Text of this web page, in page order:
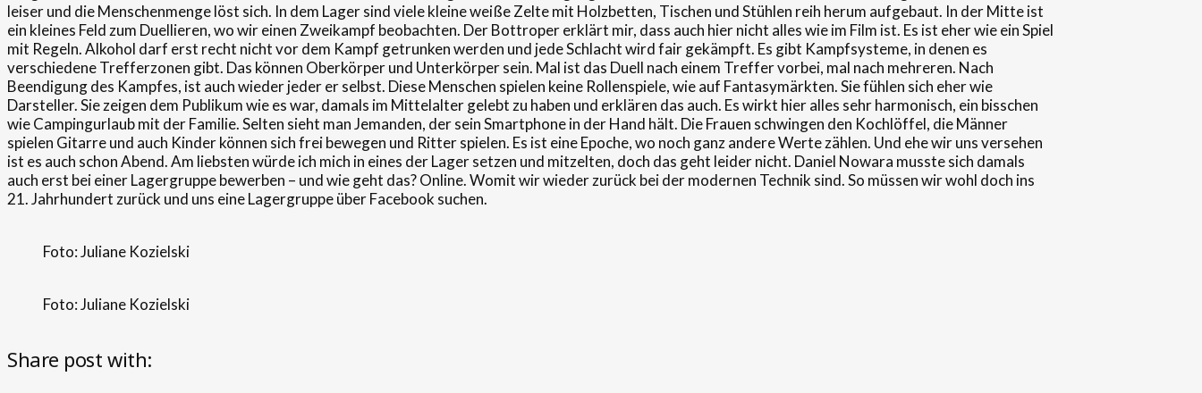
leiser und die Menschenmenge löst sich. In dem Lager sind viele kleine weiße Zelte mit Holzbetten, Tischen und Stühlen reih herum aufgebaut. In der Mitte ist
ein kleines Feld zum Duellieren, wo wir einen Zweikampf beobachten. Der Bottroper erklärt mir, dass auch hier nicht alles wie im Film ist. Es ist eher wie ein Spiel
mit Regeln. Alkohol darf erst recht nicht vor dem Kampf getrunken werden und jede Schlacht wird fair gekämpft. Es gibt Kampfsysteme, in denen es
verschiedene Trefferzonen gibt. Das können Oberkörper und Unterkörper sein. Mal ist das Duell nach einem Treffer vorbei, mal nach mehreren. Nach
Beendigung des Kampfes, ist auch wieder jeder er selbst. Diese Menschen spielen keine Rollenspiele, wie auf Fantasymärkten. Sie fühlen sich eher wie
Darsteller. Sie zeigen dem Publikum wie es war, damals im Mittelalter gelebt zu haben und erklären das auch. Es wirkt hier alles sehr harmonisch, ein bisschen
wie Campingurlaub mit der Familie. Selten sieht man Jemanden, der sein Smartphone in der Hand hält. Die Frauen schwingen den Kochlöffel, die Männer
spielen Gitarre und auch Kinder können sich frei bewegen und Ritter spielen. Es ist eine Epoche, wo noch ganz andere Werte zählen. Und ehe wir uns versehen
ist es auch schon Abend. Am liebsten würde ich mich in eines der Lager setzen und mitzelten, doch das geht leider nicht. Daniel Nowara musste sich damals
auch erst bei einer Lagergruppe bewerben – und wie geht das? Online. Womit wir wieder zurück bei der modernen Technik sind. So müssen wir wohl doch ins
21. Jahrhundert zurück und uns eine Lagergruppe über Facebook suchen.
Foto: Juliane Kozielski
Foto: Juliane Kozielski
Share post with: